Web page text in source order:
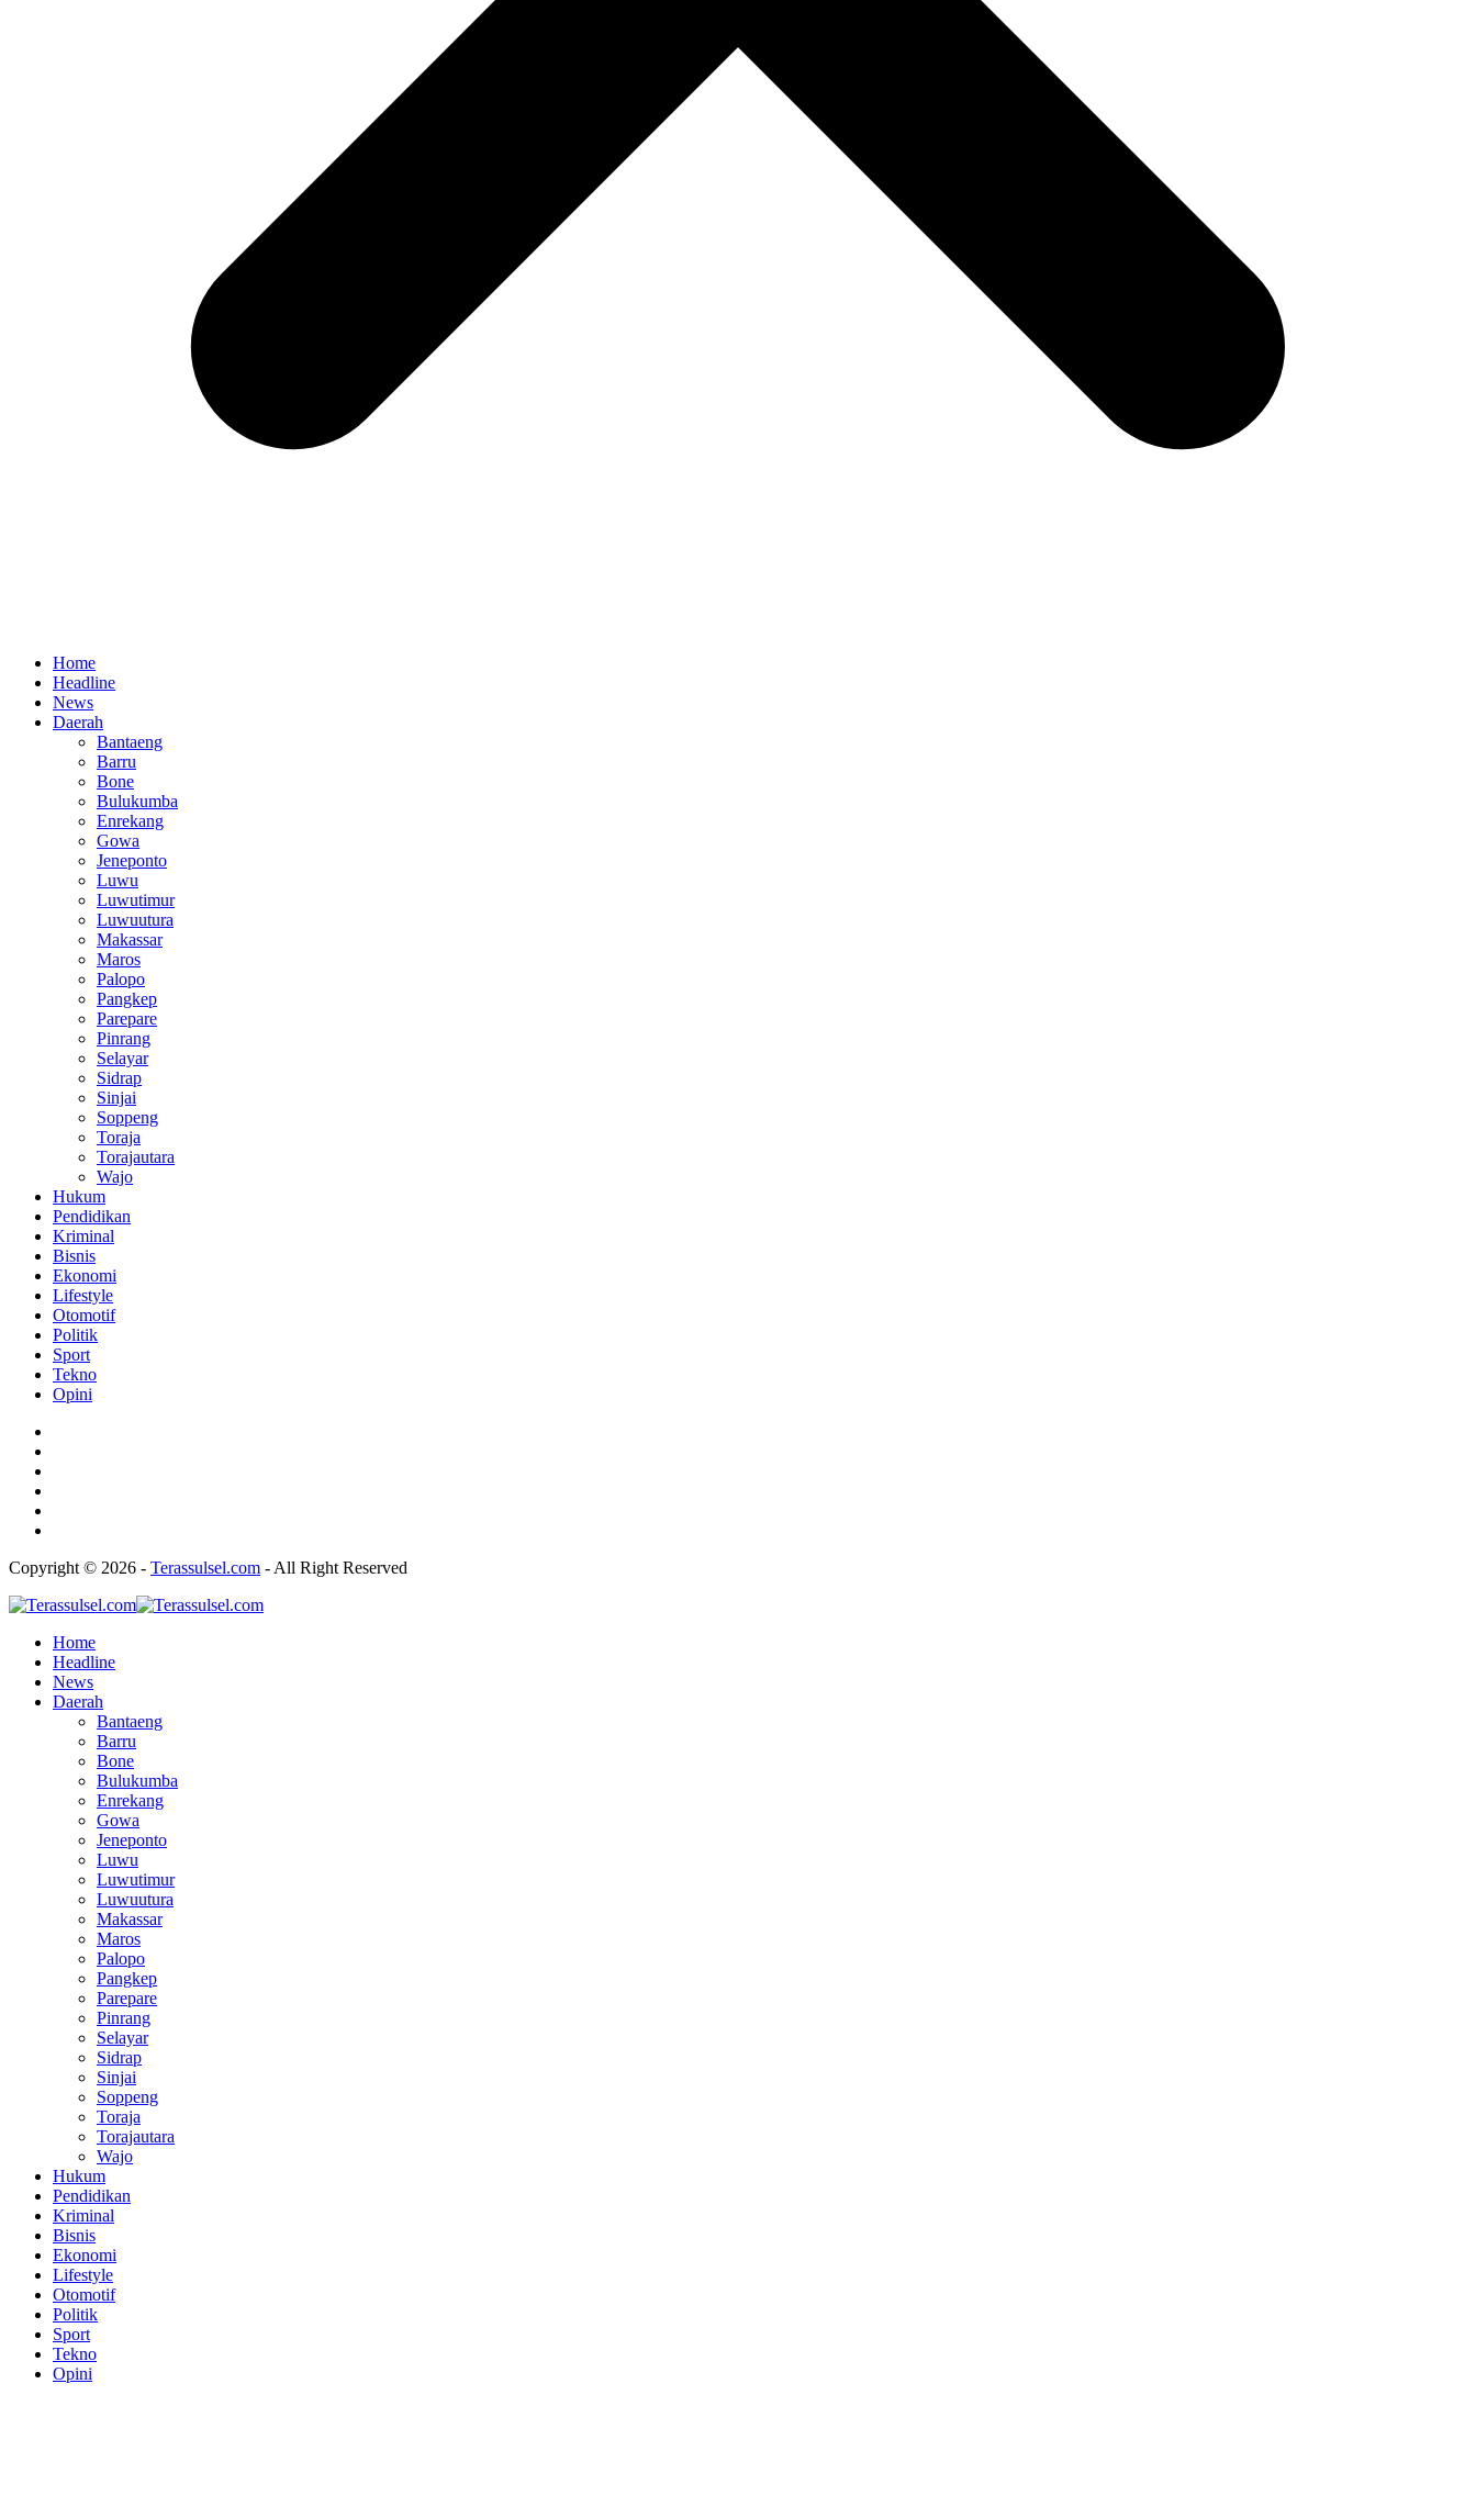
Home
Headline
News
Daerah
Bantaeng
Barru
Bone
Bulukumba
Enrekang
Gowa
Jeneponto
Luwu
Luwutimur
Luwuutura
Makassar
Maros
Palopo
Pangkep
Parepare
Pinrang
Selayar
Sidrap
Sinjai
Soppeng
Toraja
Torajautara
Wajo
Hukum
Pendidikan
Kriminal
Bisnis
Ekonomi
Lifestyle
Otomotif
Politik
Sport
Tekno
Opini
Copyright © 2026 - Terassulsel.com - All Right Reserved
Home
Headline
News
Daerah
Bantaeng
Barru
Bone
Bulukumba
Enrekang
Gowa
Jeneponto
Luwu
Luwutimur
Luwuutura
Makassar
Maros
Palopo
Pangkep
Parepare
Pinrang
Selayar
Sidrap
Sinjai
Soppeng
Toraja
Torajautara
Wajo
Hukum
Pendidikan
Kriminal
Bisnis
Ekonomi
Lifestyle
Otomotif
Politik
Sport
Tekno
Opini